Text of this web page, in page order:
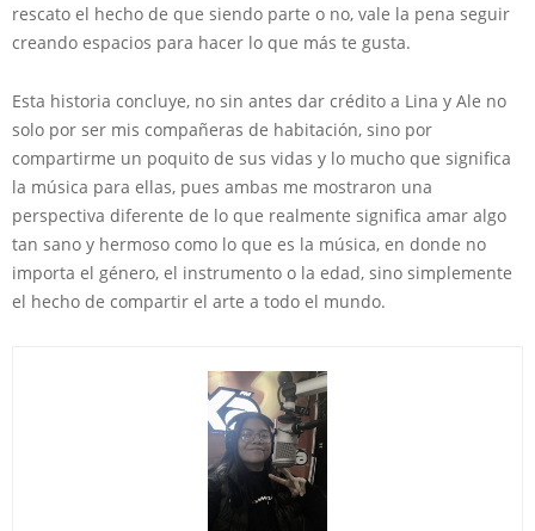
rescato el hecho de que siendo parte o no, vale la pena seguir
creando espacios para hacer lo que más te gusta.
Esta historia concluye, no sin antes dar crédito a Lina y Ale no
solo por ser mis compañeras de habitación, sino por
compartirme un poquito de sus vidas y lo mucho que significa
la música para ellas, pues ambas me mostraron una
perspectiva diferente de lo que realmente significa amar algo
tan sano y hermoso como lo que es la música, en donde no
importa el género, el instrumento o la edad, sino simplemente
el hecho de compartir el arte a todo el mundo.